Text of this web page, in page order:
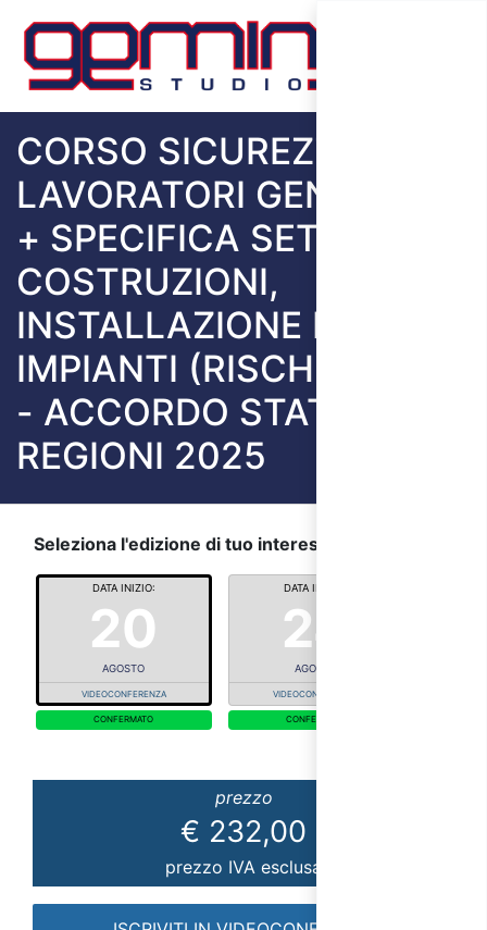
CORSO SICUREZZA
LAVORATORI GENERALE
+ SPECIFICA SETTORE
COSTRUZIONI,
INSTALLAZIONE DI
IMPIANTI (RISCHIO ALTO)
- ACCORDO STATO
REGIONI 2025